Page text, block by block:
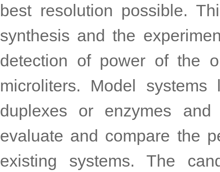
best resolution possible.
synthesis and the
detection of power of the
microliters. Model
duplexes or enzymes
evaluate and compare the
existing systems. The